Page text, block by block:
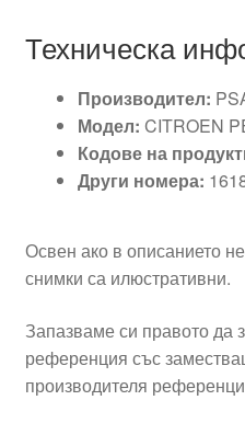
Техническа
Производител:
Модел: CITROEN
Кодове на
Други номера:
Освен ако в описанието
снимки са илюстративни.
Запазваме си правото да
референция със
производителя